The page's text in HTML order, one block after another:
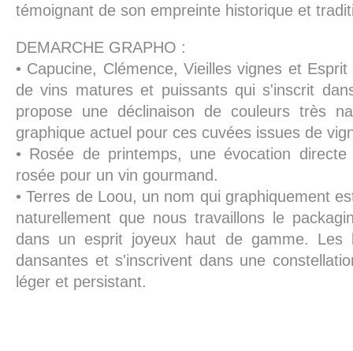
témoignant de son empreinte historique et
DEMARCHE GRAPHO :
• Capucine, Clémence, Vieilles vignes et
de vins matures et puissants qui s'inscrit
propose une déclinaison de couleurs très
graphique actuel pour ces cuvées issues de
• Rosée de printemps, une évocation
rosée pour un vin gourmand.
• Terres de Loou, un nom qui graphiquement
naturellement que nous travaillons le
dans un esprit joyeux haut de gamme. Les
dansantes et s'inscrivent dans une
léger et persistant.